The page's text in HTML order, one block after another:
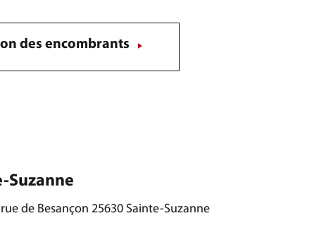
des encombrants
Suzanne
de Besançon 25630 Sainte-Suzanne